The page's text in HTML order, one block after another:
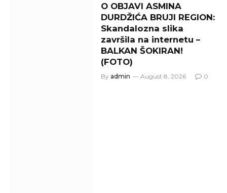
O OBJAVI ASMINA
DURDŽIĆA BRUJI REGION:
Skandalozna slika
završila na internetu –
BALKAN ŠOKIRAN!
(FOTO)
By admin August 8, 2026 0